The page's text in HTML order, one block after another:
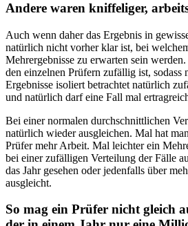
Andere waren kniffeliger,
Auch wenn daher das Ergebnis in
natürlich nicht vorher klar ist, bei
Mehrergebnisse zu erwarten sein
den einzelnen Prüfern zufällig ist, sodass
Ergebnisse isoliert betrachtet natürlich
und natürlich darf eine Fall mal
Bei einer normalen durchschnittlichen
natürlich wieder ausgleichen. Mal hat
Prüfer mehr Arbeit. Mal leichter ein
bei einer zufälligen Verteilung der Fälle
das Jahr gesehen oder jedenfalls über
ausgleicht.
So mag ein Prüfer nicht gleich